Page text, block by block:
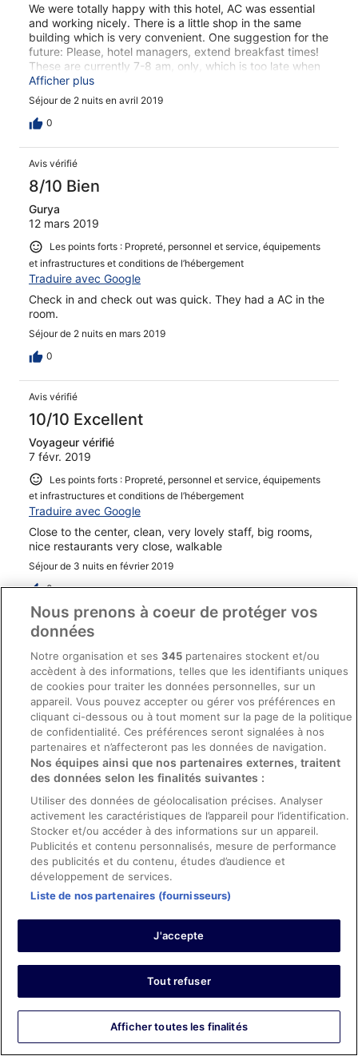
We were totally happy with this hotel, AC was essential
and working nicely. There is a little shop in the same
building which is very convenient. One suggestion for the
future: Please, hotel managers, extend breakfast times!
These are currently 7-8 am, only, which is too late when
going on a tour, which usually start around 6 am, and too
early on holiday mornings without a tour ;-)
Afficher plus
Séjour de 2 nuits en avril 2019
0
Avis vérifié
8/10 Bien
Gurya
12 mars 2019
Les points forts : Propreté, personnel et service, équipements
et infrastructures et conditions de l’hébergement
Traduire avec Google
Check in and check out was quick. They had a AC in the
room.
Séjour de 2 nuits en mars 2019
0
Avis vérifié
10/10 Excellent
Voyageur vérifié
7 févr. 2019
Les points forts : Propreté, personnel et service, équipements
et infrastructures et conditions de l’hébergement
Traduire avec Google
Close to the center, clean, very lovely staff, big rooms,
nice restaurants very close, walkable
Séjour de 3 nuits en février 2019
0
Avis vérifié
6/10 Satisfaisant
Voyageur vérifié
17 janv. 2019
Les points forts : Propreté
Traduire avec Google
The room was very clean but came with no blankets only
one sheet on bed and the tv doesn’t work. When we
asked about it he said no they don’t work even though
the process of booking it!!!
Séjour de 2 nuits en janvier 2019
1
Avis vérifié
10 janv. 2019
Tv do not work. Very good breakfast. Near to a shop
where we rented bikes. Good restaurants around. Some
Nous prenons à coeur de protéger vos
données
Notre organisation et ses345 partenaires stockent et/ou
accèdent à des informations, telles que les identifiants uniques
de cookies pour traiter les données personnelles, sur un
appareil. Vous pouvez accepter ou gérer vos préférences en
cliquant ci-dessous ou à tout moment sur la page de la politique
de confidentialité. Ces préférences seront signalées à nos
partenaires et n’affecteront pas les données de navigation.
Nos équipes ainsi que nos partenaires externes, traitent
des données selon les finalités suivantes :
Utiliser des données de géolocalisation précises. Analyser
activement les caractéristiques de l’appareil pour l’identification.
Stocker et/ou accéder à des informations sur un appareil.
Publicités et contenu personnalisés, mesure de performance
des publicités et du contenu, études d’audience et
développement de services.
Liste de nos partenaires (fournisseurs)
J'accepte
Tout refuser
Afficher toutes les finalités